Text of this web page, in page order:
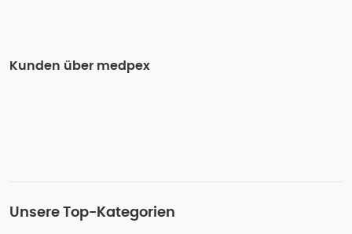
Kunden über medpex
Unsere Top-Kategorien